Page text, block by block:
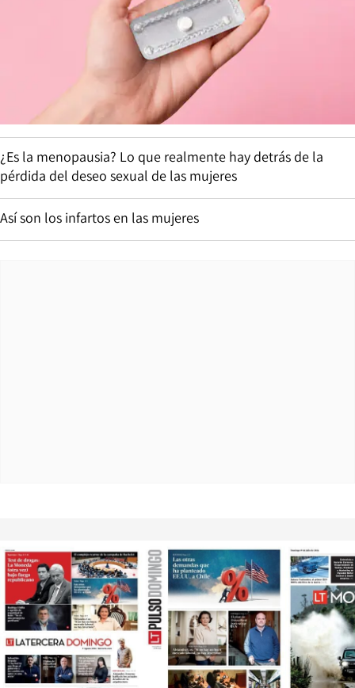
¿Es la menopausia? Lo que realmente hay detrás de la
pérdida del deseo sexual de las mujeres
Así son los infartos en las mujeres
Opens in new window Opens in